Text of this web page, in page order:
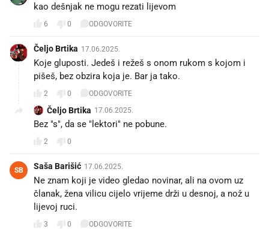
kao dešnjak ne mogu rezati lijevom
6 0 ODGOVORITE
Čeljo Brtika 17.06.2025.
Koje gluposti. Jedeš i režeš s onom rukom s kojom i
pišeš, bez obzira koja je. Bar ja tako.
2 0 ODGOVORITE
Čeljo Brtika 17.06.2025.
Bez "s", da se "lektori" ne pobune.
2 0
SB Saša Barišić 17.06.2025.
Ne znam koji je video gledao novinar, ali na ovom uz
članak, žena vilicu cijelo vrijeme drži u desnoj, a nož u
lijevoj ruci.
3 0 ODGOVORITE